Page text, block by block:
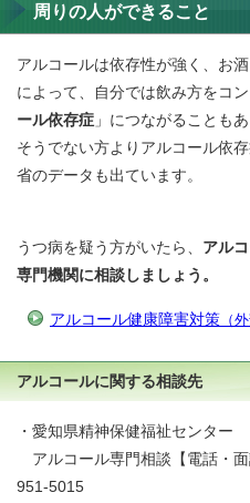
周りの人ができること
アルコールは依存性が強く、お
によって、自分では飲み方をコ
ール依存症 」につながることも
そうでない方よりアルコール依
省のデータも出ています。
うつ病を疑う方がいたら、 アル
専門機関に相談しましょう。
アルコール健康障害対策 （
アルコールに関する相談先
・愛知県精神保健福祉センター
アルコール専門相談【電話・
951-5015